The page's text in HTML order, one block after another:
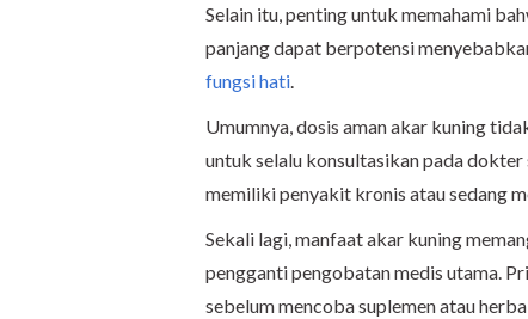
Selain itu, penting untuk memahami
panjang dapat berpotensi
fungsi hati.
Umumnya, dosis aman akar kuning
untuk selalu konsultasikan pada
memiliki penyakit kronis atau sedang
Sekali lagi, manfaat akar kuning
pengganti pengobatan medis utama.
sebelum mencoba suplemen atau